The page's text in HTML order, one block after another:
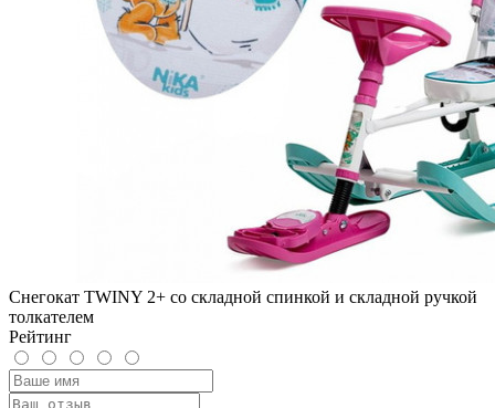
Снегокат TWINY 2+ со складной спинкой и складной ручкой
толкателем
Рейтинг